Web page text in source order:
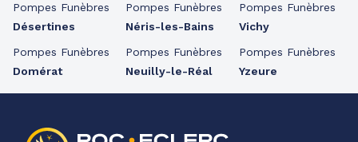
Pompes Funèbres
Désertines
Pompes Funèbres
Domérat
Pompes Funèbres
Néris-les-Bains
Pompes Funèbres
Neuilly-le-Réal
Pompes Funèbres
Vichy
Pompes Funèbres
Yzeure